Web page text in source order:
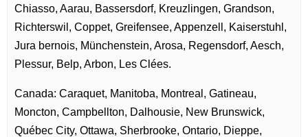
Chiasso, Aarau, Bassersdorf, Kreuzlingen, Grandson,
Richterswil, Coppet, Greifensee, Appenzell, Kaiserstuhl,
Jura bernois, Münchenstein, Arosa, Regensdorf, Aesch,
Plessur, Belp, Arbon, Les Clées.
Canada: Caraquet, Manitoba, Montreal, Gatineau,
Moncton, Campbellton, Dalhousie, New Brunswick,
Québec City, Ottawa, Sherbrooke, Ontario, Dieppe,